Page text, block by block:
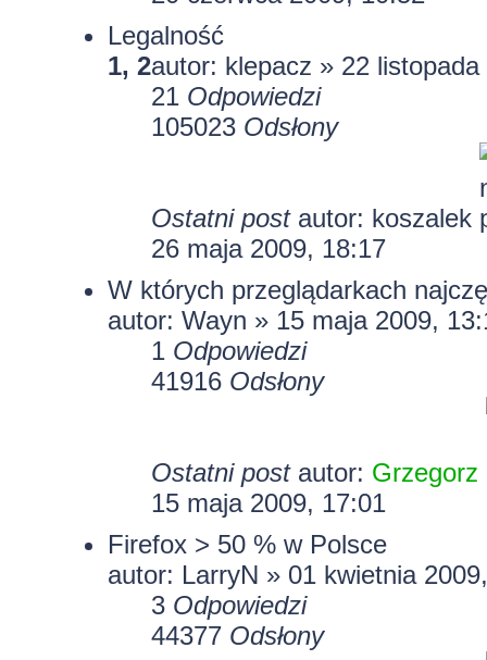
Legalność
1, 2autor: klepacz » 22
21 Odpowiedzi
105023 Odsłony
Ostatni post autor: koszalek
26 maja 2009, 18:17
W których przeglądarkach
autor: Wayn » 15 maja 2009,
1 Odpowiedzi
41916 Odsłony
Ostatni post autor: Grzegorz
15 maja 2009, 17:01
Firefox > 50 % w Polsce
autor: LarryN » 01 kwietnia
3 Odpowiedzi
44377 Odsłony